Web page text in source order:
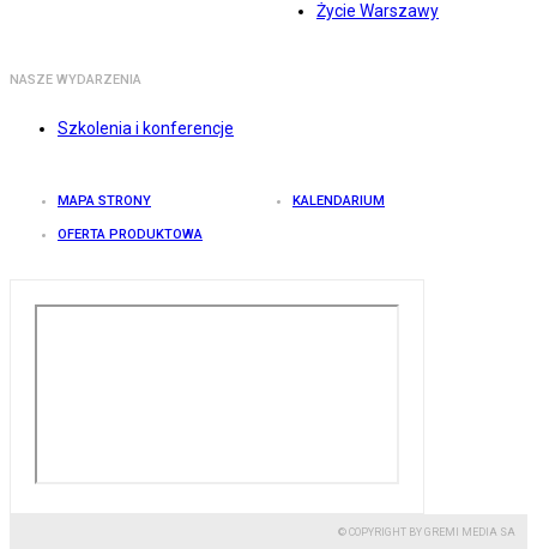
Życie Warszawy
NASZE WYDARZENIA
Szkolenia i konferencje
MAPA STRONY KALENDARIUM
OFERTA PRODUKTOWA
© COPYRIGHT BY GREMI MEDIA SA